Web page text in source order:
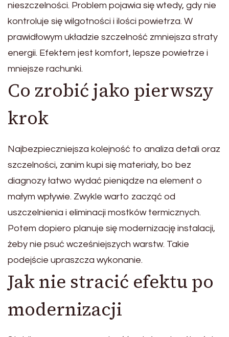
nieszczelności. Problem pojawia się wtedy, gdy nie
kontroluje się wilgotności i ilości powietrza. W
prawidłowym układzie szczelność zmniejsza straty
energii. Efektem jest komfort, lepsze powietrze i
mniejsze rachunki.
Co zrobić jako pierwszy
krok
Najbezpieczniejsza kolejność to analiza detali oraz
szczelności, zanim kupi się materiały, bo bez
diagnozy łatwo wydać pieniądze na element o
małym wpływie. Zwykle warto zacząć od
uszczelnienia i eliminacji mostków termicznych.
Potem dopiero planuje się modernizację instalacji,
żeby nie psuć wcześniejszych warstw. Takie
podejście upraszcza wykonanie.
Jak nie stracić efektu po
modernizacji